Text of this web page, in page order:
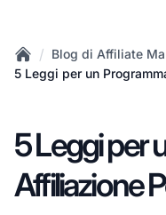
Home
/ Blog di Affiliate
5 Leggi per un
5 Leggi per
Affiliazione